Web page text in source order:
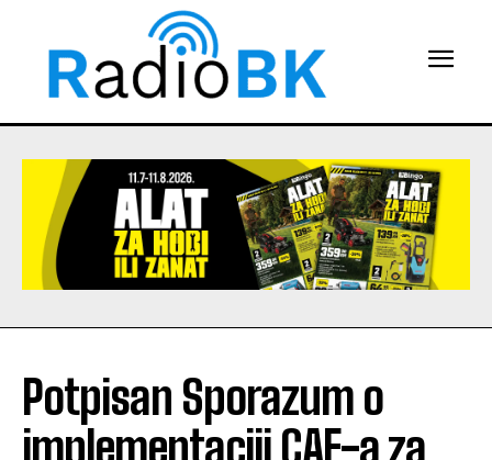
Potpisan Sporazum o
implementaciji CAF-a za